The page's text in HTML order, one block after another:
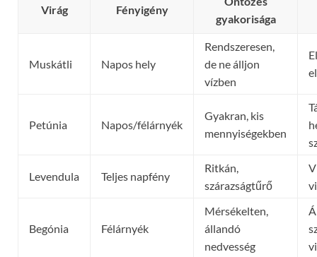
Virág Fényigény
gyakorisága
Muskátli Napos hely
Rendszeresen,
de ne álljon
vízben
Petúnia Napos/félárnyék
Gyakran, kis
mennyiségekben
Levendula Teljes napfény
Ritkán,
szárazságtűrő
Begónia Félárnyék
Mérsékelten,
állandó
nedvesség